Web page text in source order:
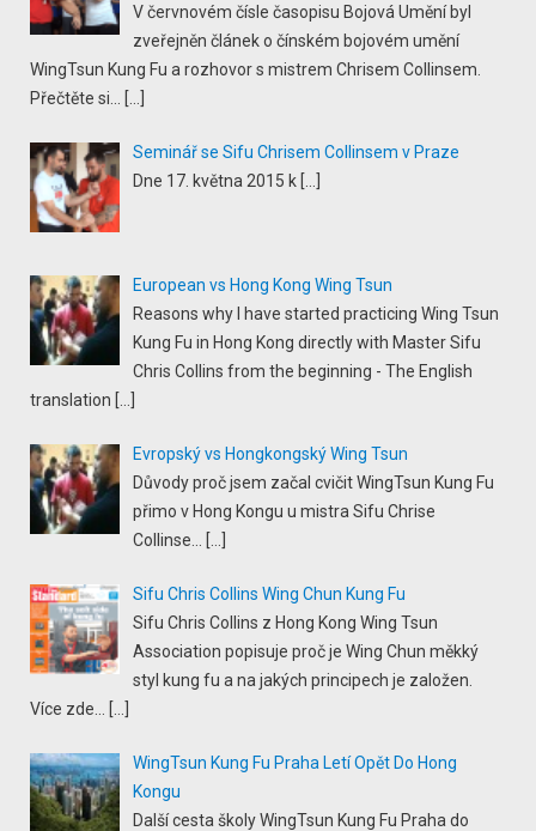
V červnovém čísle časopisu Bojová Umění byl
zveřejněn článek o čínském bojovém umění
WingTsun Kung Fu a rozhovor s mistrem Chrisem Collinsem.
Přečtěte si...
Seminář se Sifu Chrisem Collinsem v Praze
Dne 17. května 2015 k
European vs Hong Kong Wing Tsun
Reasons why I have started practicing Wing Tsun
Kung Fu in Hong Kong directly with Master Sifu
Chris Collins from the beginning - The English
translation
Evropský vs Hongkongský Wing Tsun
Důvody proč jsem začal cvičit WingTsun Kung Fu
přimo v Hong Kongu u mistra Sifu Chrise
Collinse...
Sifu Chris Collins Wing Chun Kung Fu
Sifu Chris Collins z Hong Kong Wing Tsun
Association popisuje proč je Wing Chun měkký
styl kung fu a na jakých principech je založen.
Více zde...
WingTsun Kung Fu Praha Letí Opět Do Hong
Kongu
Další cesta školy WingTsun Kung Fu Praha do